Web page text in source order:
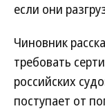
если они
Чиновник
требовать
российских
поступает от